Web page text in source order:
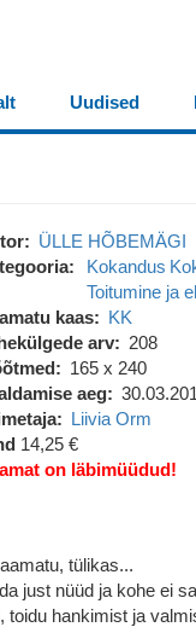
Uudised
ÜLLE HÕBEMÄGI
Kokandus
Toitumine ja
kaas
KK
arv
208
165 x 240
aeg
Liivia Orm
14,25 €
on läbimüüdud!
tülikas...
just nüüd ja kohe ei
toidu hankimist ja